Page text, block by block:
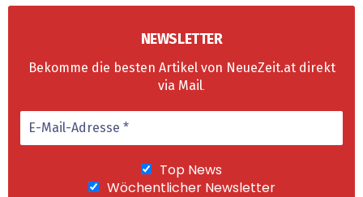
NEWSLETTER
Bekomme die besten Artikel von NeueZeit.at direkt
via Mail.
Top News
Wöchentlicher Newsletter